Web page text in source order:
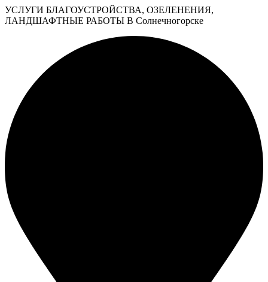
УСЛУГИ БЛАГОУСТРОЙСТВА, ОЗЕЛЕНЕНИЯ,
ЛАНДШАФТНЫЕ РАБОТЫ В Солнечногорске